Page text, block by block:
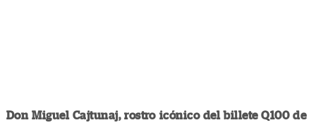
Don Miguel Cajtunaj, rostro icónico del billete Q100 de